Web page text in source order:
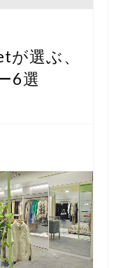
が選ぶ、
6選